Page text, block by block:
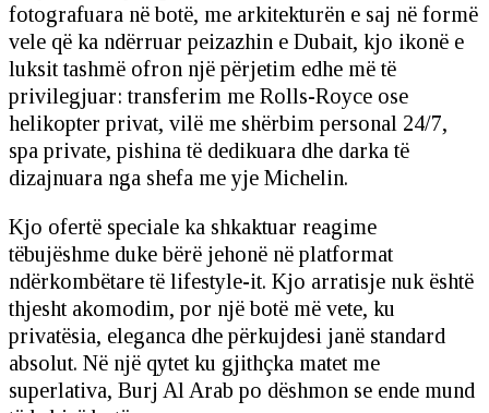
fotografuara në botë, me arkitekturën e saj në formë
vele që ka ndërruar peizazhin e Dubait, kjo ikonë e
luksit tashmë ofron një përjetim edhe më të
privilegjuar: transferim me Rolls-Royce ose
helikopter privat, vilë me shërbim personal 24/7,
spa private, pishina të dedikuara dhe darka të
dizajnuara nga shefa me yje Michelin.
Kjo ofertë speciale ka shkaktuar reagime
tëbujëshme duke bërë jehonë në platformat
ndërkombëtare të lifestyle-it. Kjo arratisje nuk është
thjesht akomodim, por një botë më vete, ku
privatësia, eleganca dhe përkujdesi janë standard
absolut. Në një qytet ku gjithçka matet me
superlativa, Burj Al Arab po dëshmon se ende mund